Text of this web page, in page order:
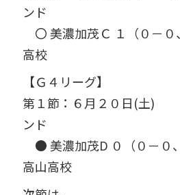
ンド
〇 美濃加茂Ｃ １（０－０
高校
【Ｇ４リーグ】
第１節：６月２０日(土)
ンド
● 美濃加茂D ０（０－０
高山高校